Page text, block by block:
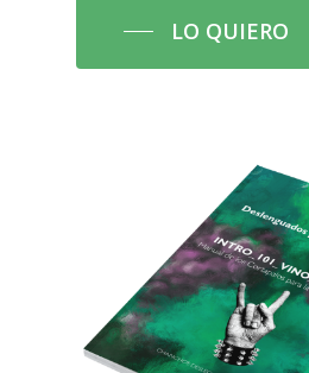
LO QUIERO